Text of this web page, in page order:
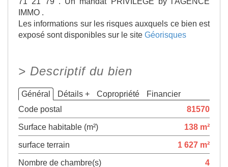
IMMO .
Les informations sur les risques auxquels ce bien est
exposé sont disponibles sur le site Géorisques
> Descriptif du bien
Général Détails + Copropriété
Financier
Code postal
81570
Surface habitable (m²)
138 m²
surface terrain
1 627 m²
Nombre de chambre(s)
4